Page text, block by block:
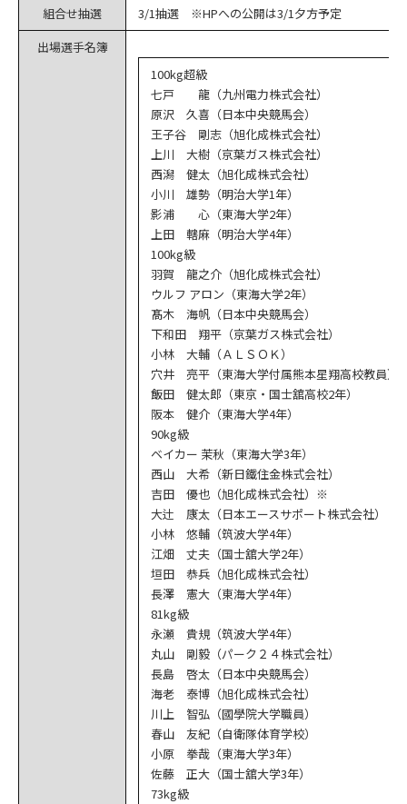
組合せ抽選
3/1抽選 ※HPへの公開は3/1夕方予定
出場選手名簿
100kg超級
七戸 龍（九州電力株式会社）
原沢 久喜（日本中央競馬会）
王子谷 剛志（旭化成株式会社）
上川 大樹（京葉ガス株式会社）
西潟 健太（旭化成株式会社）
小川 雄勢（明治大学1年）
影浦 心（東海大学2年）
上田 轄麻（明治大学4年）
100kg級
羽賀 龍之介（旭化成株式会社）
ウルフ アロン（東海大学2年）
髙木 海帆（日本中央競馬会）
下和田 翔平（京葉ガス株式会社）
小林 大輔（ＡＬＳＯＫ）
穴井 亮平（東海大学付属熊本星翔高校教員）
飯田 健太郎（東京・国士舘高校2年）
阪本 健介（東海大学4年）
90kg級
ベイカー 茉秋（東海大学3年）
西山 大希（新日鐵住金株式会社）
吉田 優也（旭化成株式会社）※
大辻 康太（日本エースサポート株式会社）
小林 悠輔（筑波大学4年）
江畑 丈夫（国士舘大学2年）
垣田 恭兵（旭化成株式会社）
長澤 憲大（東海大学4年）
81kg級
永瀬 貴規（筑波大学4年）
丸山 剛毅（パーク２４株式会社）
長島 啓太（日本中央競馬会）
海老 泰博（旭化成株式会社）
川上 智弘（國學院大学職員）
春山 友紀（自衛隊体育学校）
小原 拳哉（東海大学3年）
佐藤 正大（国士舘大学3年）
73kg級